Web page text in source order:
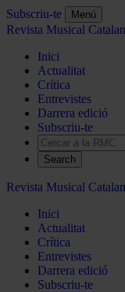
Subscriu-te Menú
Revista Musical
Inici
Actualitat
Crítica
Entrevistes
Darrera edició
Subscriu-te
Search
Revista Musical
Inici
Actualitat
Crítica
Entrevistes
Darrera edició
Subscriu-te